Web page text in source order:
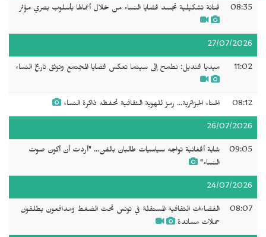
08:35 فنانة تشكيلية تجسد قضايا النساء من خلال أعمالها بأسلوب بصري مؤثر
27/07/2026
11:02 ميديا قنديل: نطمح إلى سينما تعكس قضايا المجتمع وتوثق تاريخ النساء
08:12 الحناء الجزائرية... رمز للهوية الثقافية تحفظه ذاكرة النساء
26/07/2026
09:05
شابة أفغانية تواجه سياسيات طالبان بالفن... "أردت أن أكون صوت
النساء"
24/07/2026
08:07
الفضاءات الثقافية المستقلة في تونس تحت الضغط ومدافعون يطلقون
حملات مساندة